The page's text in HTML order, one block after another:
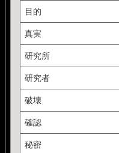
目的
真実
研究所
研究者
破壊
確認
秘密